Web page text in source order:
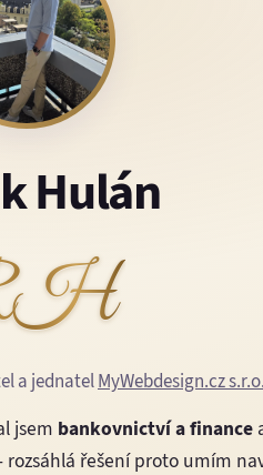
Hulán
a jednatelMyWebdesign.cz s.r.o.
jsem bankovnictví a finance
řešení proto umím